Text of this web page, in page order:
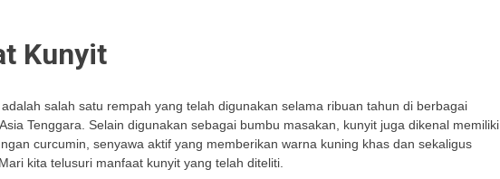
Kunyit
, adalah salah satu rempah yang telah digunakan selama ribuan tahun di berbagai
Tenggara. Selain digunakan sebagai bumbu masakan, kunyit juga dikenal memiliki
curcumin, senyawa aktif yang memberikan warna kuning khas dan sekaligus
kita telusuri manfaat kunyit yang telah diteliti.